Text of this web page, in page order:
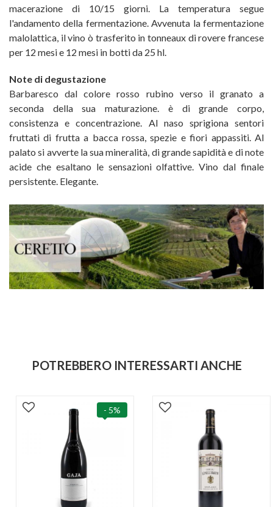
macerazione di 10/15 giorni. La temperatura segue
l'andamento della fermentazione. Avvenuta la fermentazione
malolattica, il vino ò trasferito in tonneaux di rovere francese
per 12 mesi e 12 mesi in botti da 25 hl.
Note di degustazione
Barbaresco dal colore rosso rubino verso il granato a
seconda della sua maturazione. è di grande corpo,
consistenza e concentrazione. Al naso sprigiona sentori
fruttati di frutta a bacca rossa, spezie e fiori appassiti. Al
palato si avverte la sua mineralità, di grande sapidità e di note
acide che esaltano le sensazioni olfattive. Vino dal finale
persistente. Elegante.
POTREBBERO INTERESSARTI ANCHE
- 5%